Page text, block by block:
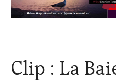
OENOTOURISME
RESTAURATEUR,
Clip : La